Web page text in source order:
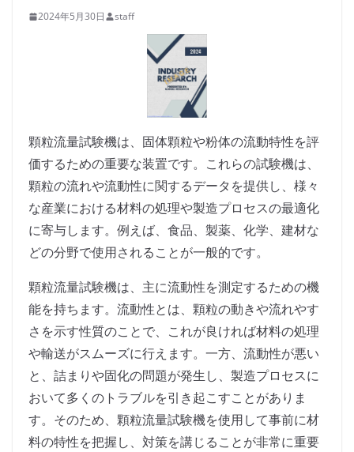
2024年5月30日 staff
顆粒流量試験機は、固体顆粒や粉体の流動特性を評
価するための重要な装置です。これらの試験機は、
顆粒の流れや流動性に関するデータを提供し、様々
な産業における材料の処理や製造プロセスの最適化
に寄与します。例えば、食品、製薬、化学、建材な
どの分野で使用されることが一般的です。
顆粒流量試験機は、主に流動性を測定するための機
能を持ちます。流動性とは、顆粒の動きや流れやす
さを示す性質のことで、これが良ければ材料の処理
や輸送がスムーズに行えます。一方、流動性が悪い
と、詰まりや固化の問題が発生し、製造プロセスに
おいて多くのトラブルを引き起こすことがありま
す。そのため、顆粒流量試験機を使用して事前に材
料の特性を把握し、対策を講じることが非常に重要